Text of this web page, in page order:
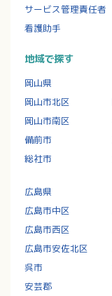
サービス管理責任者
看護助手
地域で探す
岡山県
岡山市北区
岡山市南区
備前市
総社市
広島県
広島市中区
広島市西区
広島市安佐北区
呉市
安芸郡